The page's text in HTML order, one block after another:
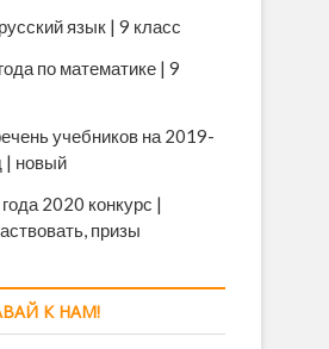
язык | 9 класс
по математике | 9
учебников на 2019-
| новый
2020 конкурс |
призы
К НАМ!